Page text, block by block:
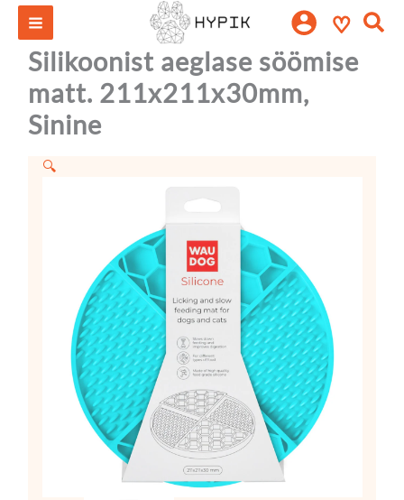
Skip
content
♡ Otsi:
Silikoonist aeglase söömise
matt. 211x211x30mm,
Sinine
🔍
Silikoonist
söömise
matt.
211x211x30mm,
Sinine
kogus